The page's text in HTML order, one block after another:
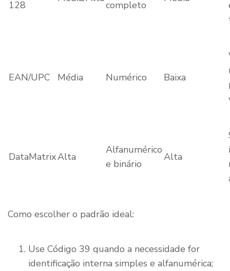
128
completo
EAN/UPC Média Numérico Baixa
DataMatrixAlta
Alfanumérico
e binário
Alta
Como escolher o padrão ideal:
Use Código 39 quando a necessidade for
identificação interna simples e alfanumérica;